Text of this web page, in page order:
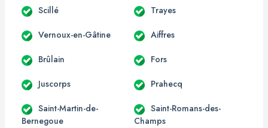
Scillé Trayes
Vernoux-en-Gâtine Aiffres
Brûlain Fors
Juscorps Prahecq
Saint-Martin-de-
Bernegoue
Saint-Romans-des-
Champs